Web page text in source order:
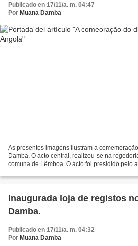
Publicado en 17/11/a. m. 04:47
Por Muana Damba
As presentes imagens ilustram a
Damba. O acto central, realizou-se na
comuna de Lêmboa. O acto foi presidido pelo
Inaugurada loja de registos
Damba.
Publicado en 17/11/a. m. 04:32
Por Muana Damba